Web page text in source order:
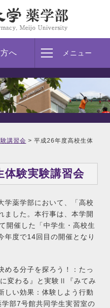
へ メニュー
講習会 > 平成26年度高校生体
体験実験講習会
学薬学部において、「高校
ました。本行事は、本学開
開催した「中学生・高校生
年度で14回目の開催となり
る分子を探ろう！：たっ
変わる』と実験Ⅱ『みてみ
しい効果：体験しよう行動
部7号館共同学生実習室の